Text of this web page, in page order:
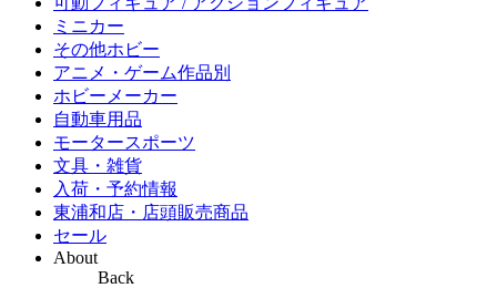
ミニカー
その他ホビー
アニメ・ゲーム作品別
ホビーメーカー
自動車用品
モータースポーツ
文具・雑貨
入荷・予約情報
東浦和店・店頭販売商品
セール
About
Back